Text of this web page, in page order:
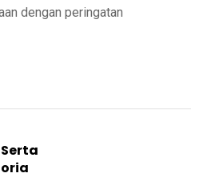
dengan peringatan